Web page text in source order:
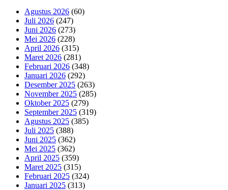
Agustus 2026 (60)
Juli 2026 (247)
Juni 2026 (273)
Mei 2026 (228)
April 2026 (315)
Maret 2026 (281)
Februari 2026 (348)
Januari 2026 (292)
Desember 2025 (263)
November 2025 (285)
Oktober 2025 (279)
September 2025 (319)
Agustus 2025 (385)
Juli 2025 (388)
Juni 2025 (362)
Mei 2025 (362)
April 2025 (359)
Maret 2025 (315)
Februari 2025 (324)
Januari 2025 (313)